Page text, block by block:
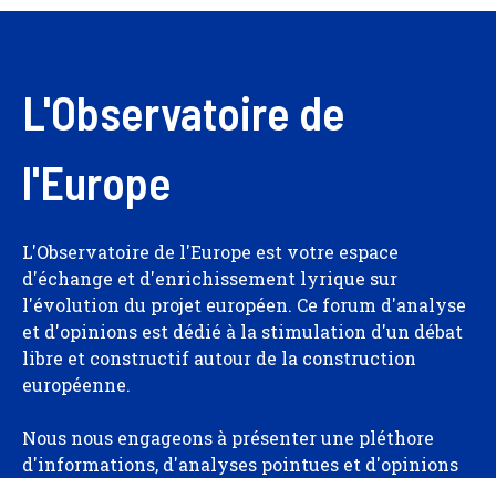
L'Observatoire de
l'Europe
L'Observatoire de l'Europe est votre espace
d'échange et d'enrichissement lyrique sur
l'évolution du projet européen. Ce forum d'analyse
et d'opinions est dédié à la stimulation d'un débat
libre et constructif autour de la construction
européenne.
Nous nous engageons à présenter une pléthore
d'informations, d'analyses pointues et d'opinions